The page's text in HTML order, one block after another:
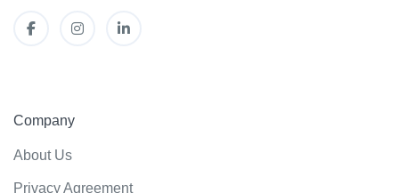
Company
About Us
Privacy Agreement